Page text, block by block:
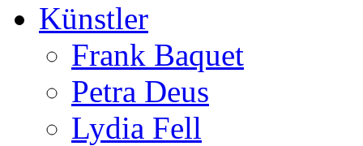
Künstler
Frank Baquet
Petra Deus
Lydia Fell